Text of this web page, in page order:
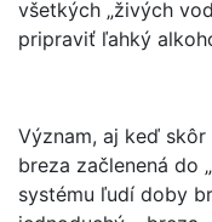
všetkých „živých
pripraviť ľahký
Význam, aj keď
breza začlenená do
systému ľudí doby